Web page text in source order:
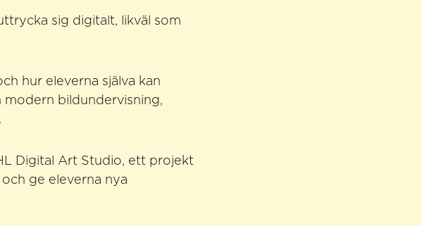
sig digitalt, likväl som
hur eleverna själva kan
modern bildundervisning,
Digital Art Studio, ett projekt
ge eleverna nya